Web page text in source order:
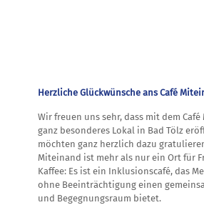
Herzliche Glückwünsche ans Café
Wir freuen uns sehr, dass mit dem
ganz besonderes Lokal in Bad Tölz
möchten ganz herzlich dazu
Miteinand ist mehr als nur ein Ort für
Kaffee: Es ist ein Inklusionscafé, das
ohne Beeinträchtigung einen
und Begegnungsraum bietet.